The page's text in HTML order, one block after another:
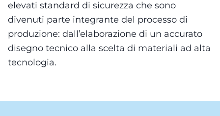
elevati standard di sicurezza che sono
divenuti parte integrante del processo di
produzione: dall’elaborazione di un accurato
disegno tecnico alla scelta di materiali ad alta
tecnologia.